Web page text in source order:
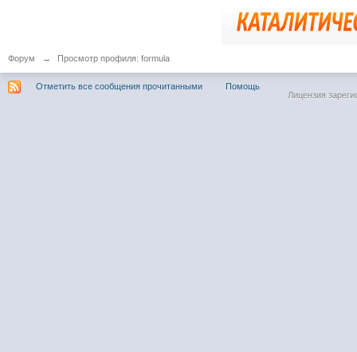
Форум → Просмотр профиля: formula
Отметить все сообщения прочитанными
Помощь
Лицензия